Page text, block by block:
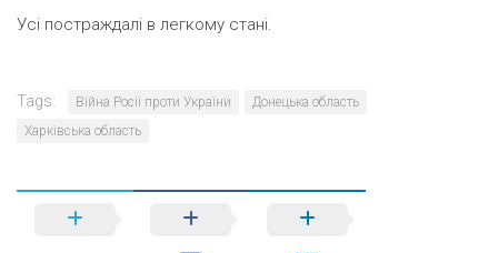
Усі постраждалі в легкому стані.
Tags: Війна Росії проти України
Донецька область
Харківська область